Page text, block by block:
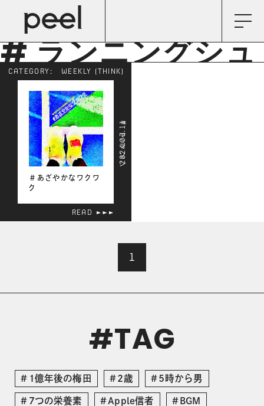
# ランニングシュ
ーズ
＃あざやかなワクワ
ク
CATEGORY: WEEKLY (THINK)
2024.03.11
# マラソン
READ
1
#TAG
1億年後の梅田 2歳 5時から男
7つの栄養素 Apple信者 BGM